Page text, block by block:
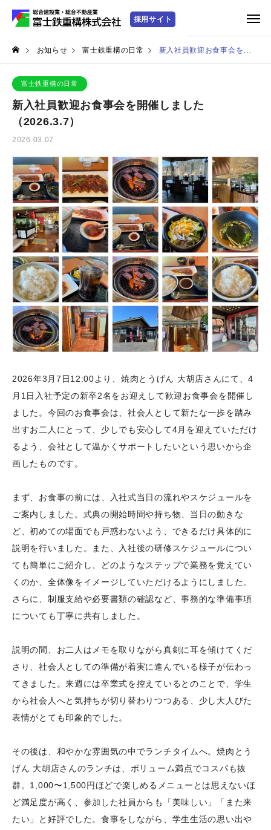
お知らせ 富士鉄重構の日常 新入社員歓迎お食事会を開催しました（2026.3.7）
富士鉄重構の日常
新入社員歓迎お食事会を開催しました
（2026.3.7）
2026.03.07
2026年3月7日12:00より、焼肉とうげん 大胡店さんにて、4
月1日入社予定の新卒2名をお迎えして歓迎お食事会を開催し
ました。今回のお食事会は、社会人として新たな一歩を踏み
出すお二人にとって、少しでも安心して4月を迎えていただけ
るよう、会社として温かくサポートしたいという思いから企
画したものです。
まず、お食事の前には、入社式当日の流れやスケジュールを
ご案内しました。式典の開始時間や持ち物、当日の動きな
ど、初めての場面でも戸惑わないよう、できるだけ具体的に
説明を行いました。また、入社後の研修スケジュールについ
ても簡単にご紹介し、どのようなステップで業務を覚えてい
くのか、全体像をイメージしていただけるようにしました。
さらに、制服支給や必要書類の確認など、事務的な準備事項
についても丁寧に共有しました。
説明の間、お二人はメモを取りながら真剣に耳を傾けてくだ
さり、社会人としての準備が着実に進んでいる様子が伝わっ
てきました。来週には卒業式を控えているとのことで、学生
から社会人へと気持ちが切り替わりつつある、少し大人びた
表情がとても印象的でした。
その後は、和やかな雰囲気の中でランチタイムへ。焼肉とう
げん 大胡店さんのランチは、ボリューム満点でコスパも抜
群。1,000〜1,500円ほどで楽しめるメニューとは思えないほ
ど満足度が高く、参加した社員からも「美味しい」「また来
たい」と好評でした。食事をしながら、学生生活の思い出や